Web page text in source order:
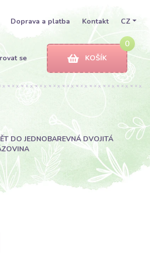
Doprava a platba Kontakt CZ
se
0
KOŠÍK
DO JEDNOBAREVNÁ DVOJITÁ